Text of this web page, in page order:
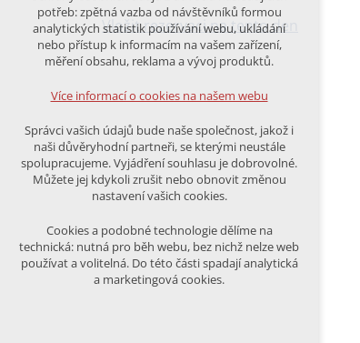
Vložit rezervaci na tento den
nutná pro provozování webu
udržení kontextu stránek (session):
případná přihlášení, volby jazyka, apod.
analytická pro anonymizované
vyhodnocení návštěvnosti
marketingová cookies (Google)
Více informací o cookies na našem webu
ODMÍTNOUT VŠE
potřeb: zpětná vazba od návštěvníků formou
analytických statistik používání webu, ukládání
nebo přístup k informacím na vašem zařízení,
měření obsahu, reklama a vývoj produktů.
Více informací o cookies na našem webu
Správci vašich údajů bude naše společnost, jakož i
naši důvěryhodní partneři, se kterými neustále
spolupracujeme. Vyjádření souhlasu je dobrovolné.
Můžete jej kdykoli zrušit nebo obnovit změnou
nastavení vašich cookies.
Cookies a podobné technologie dělíme na
technická: nutná pro běh webu, bez nichž nelze web
používat a volitelná. Do této části spadají analytická
a marketingová cookies.